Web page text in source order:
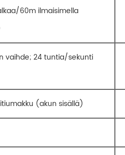
60m ilmaisimella
vaihde; 24 tuntia/sekunti
(akun sisällä)